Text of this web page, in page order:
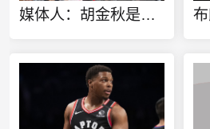
媒体人：胡金秋是否会离队还不确定 广厦收到一些报价 且金额不低